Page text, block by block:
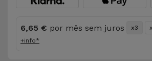
Acessórios
de
6,65 € por mês sem juros x3
+info*